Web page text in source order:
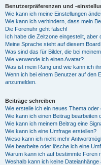
Benutzerpräferenzen und -
Wie kann ich meine Einstellungen
Wie kann ich verhindern, dass mein
Die Forenuhr geht falsch!
Ich habe die Zeitzone eingestellt,
Meine Sprache steht auf diesem
Was sind das für Bilder, die bei
Wie verwende ich einen Avatar?
Was ist mein Rang und wie kann ich
Wenn ich bei einem Benutzer auf den
anzumelden.
Beiträge schreiben
Wie erstelle ich ein neues Thema oder
Wie kann ich einen Beitrag bearbeiten
Wie kann ich meinem Beitrag eine
Wie kann ich eine Umfrage erstellen?
Wieso kann ich nicht mehr
Wie bearbeite oder lösche ich eine
Warum kann ich auf bestimmte Foren
Weshalb kann ich keine Dateianhänge